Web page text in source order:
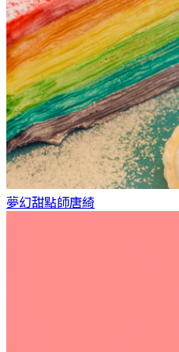
夢幻甜點師唐綺